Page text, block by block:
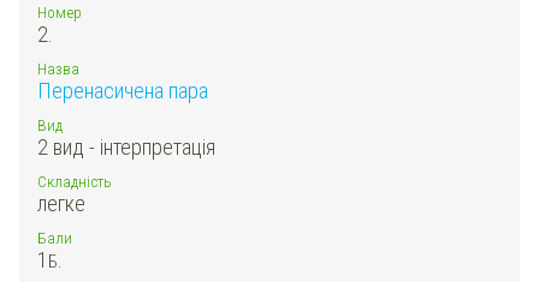
Номер
2.
Назва
Перенасичена пара
Вид
2 вид - інтерпретація
Складність
легке
Бали
1 Б.